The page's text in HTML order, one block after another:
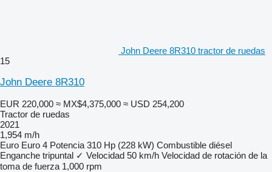
John Deere 8R310 tractor de ruedas
15
John Deere 8R310
EUR 220,000 ≈ MX$4,375,000 ≈ USD 254,200
Tractor de ruedas
2021
1,954 m/h
Euro Euro 4 Potencia 310 Hp (228 kW) Combustible diésel
Enganche tripuntal ✓ Velocidad 50 km/h Velocidad de rotación de la
toma de fuerza 1,000 rpm